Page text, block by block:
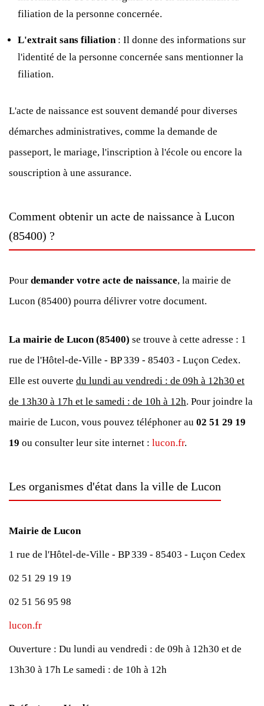
filiation de la personne concernée.
L'extrait sans filiation: Il donne des informations sur
l'identité de la personne concernée sans mentionner la
filiation.
L'acte de naissance est souvent demandé pour diverses
démarches administratives, comme la demande de
passeport, le mariage, l'inscription à l'école ou encore la
souscription à une assurance.
Comment obtenir un acte de naissance à Lucon
(85400) ?
Pour demander votre acte de naissance, la mairie de
Lucon (85400) pourra délivrer votre document.
La mairie de Lucon (85400) se trouve à cette adresse : 1
rue de l'Hôtel-de-Ville - BP 339 - 85403 - Luçon Cedex.
Elle est ouverte du lundi au vendredi : de 09h à 12h30 et
de 13h30 à 17h et le samedi : de 10h à 12h. Pour joindre la
mairie de Lucon, vous pouvez téléphoner au 02 51 29 19
19 ou consulter leur site internet : lucon.fr.
Les organismes d'état dans la ville de Lucon
Mairie de Lucon
1 rue de l'Hôtel-de-Ville - BP 339 - 85403 - Luçon Cedex
02 51 29 19 19
02 51 56 95 98
lucon.fr
Ouverture : Du lundi au vendredi : de 09h à 12h30 et de
13h30 à 17h Le samedi : de 10h à 12h